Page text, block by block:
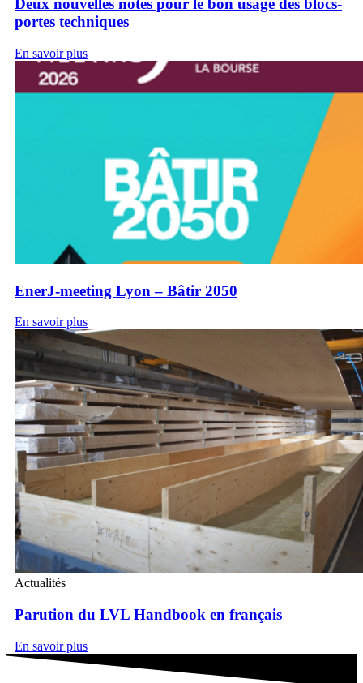
Deux nouvelles notes pour le bon usage des blocs-
portes techniques
En savoir plus
EnerJ-meeting Lyon – Bâtir 2050
En savoir plus
Actualités
Parution du LVL Handbook en français
En savoir plus